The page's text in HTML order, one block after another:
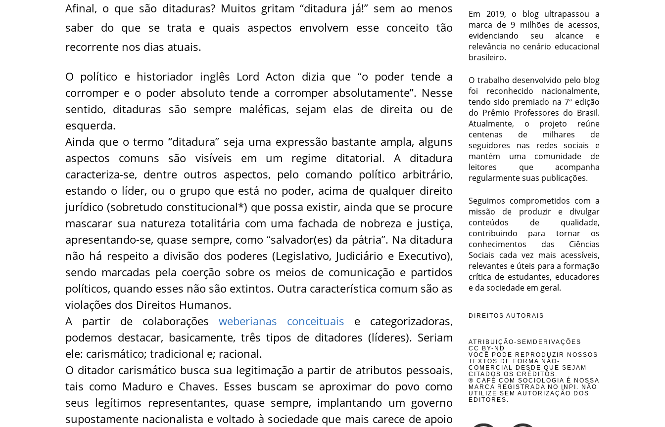
Afinal, o que são ditaduras? Muitos gritam “ditadura já!” sem ao menos
saber do que se trata e quais aspectos envolvem esse conceito tão
recorrente nos dias atuais.
O político e historiador inglês Lord Acton dizia que “o poder tende a
corromper e o poder absoluto tende a corromper absolutamente”. Nesse
sentido, ditaduras são sempre maléficas, sejam elas de direita ou de
esquerda.
Ainda que o termo “ditadura” seja uma expressão bastante ampla, alguns
aspectos comuns são visíveis em um regime ditatorial. A ditadura
caracteriza-se, dentre outros aspectos, pelo comando político arbitrário,
estando o líder, ou o grupo que está no poder, acima de qualquer direito
jurídico (sobretudo constitucional*) que possa existir, ainda que se procure
mascarar sua natureza totalitária com uma fachada de nobreza e justiça,
apresentando-se, quase sempre, como “salvador(es) da pátria”. Na ditadura
não há respeito a divisão dos poderes (Legislativo, Judiciário e Executivo),
sendo marcadas pela coerção sobre os meios de comunicação e partidos
políticos, quando esses não são extintos. Outra característica comum são as
violações dos Direitos Humanos.
A partir de colaborações weberianas conceituais e categorizadoras,
podemos destacar, basicamente, três tipos de ditadores (líderes). Seriam
ele: carismático; tradicional e; racional.
O ditador carismático busca sua legitimação a partir de atributos pessoais,
tais como Maduro e Chaves. Esses buscam se aproximar do povo como
seus legítimos representantes, quase sempre, implantando um governo
supostamente nacionalista e voltado à sociedade que mais carece de apoio
Em 2019, o blog ultrapassou a
marca de 9 milhões de acessos,
evidenciando seu alcance e
relevância no cenário educacional
brasileiro.
O trabalho desenvolvido pelo blog
foi reconhecido nacionalmente,
tendo sido premiado na 7ª edição
do Prêmio Professores do Brasil.
Atualmente, o projeto reúne
centenas de milhares de
seguidores nas redes sociais e
mantém uma comunidade de
leitores que acompanha
regularmente suas publicações.
Seguimos comprometidos com a
missão de produzir e divulgar
conteúdos de qualidade,
contribuindo para tornar os
conhecimentos das Ciências
Sociais cada vez mais acessíveis,
relevantes e úteis para a formação
crítica de estudantes, educadores
e da sociedade em geral.
DIREITOS AUTORAIS
ATRIBUIÇÃO-SEMDERIVAÇÕES
CC BY-ND
VOCÊ PODE REPRODUZIR NOSSOS
TEXTOS DE FORMA NÃO-
COMERCIAL DESDE QUE SEJAM
CITADOS OS CRÉDITOS.
® CAFÉ COM SOCIOLOGIA É NOSSA
MARCA REGISTRADA NO INPI. NÃO
UTILIZE SEM AUTORIZAÇÃO DOS
EDITORES.